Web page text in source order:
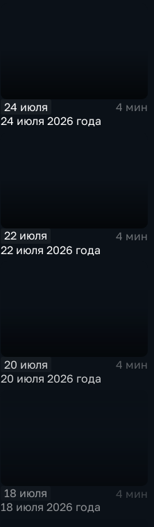
24 июля
4 мин
24 июля 2026 года
22 июля
4 мин
22 июля 2026 года
20 июля
4 мин
20 июля 2026 года
18 июля
4 мин
18 июля 2026 года